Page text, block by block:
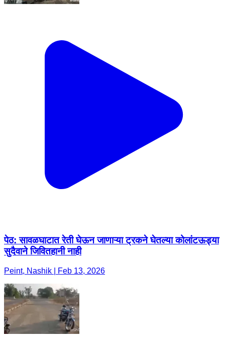
पेठ: सावळघाटात रेती घेऊन जाणाऱ्या ट्रकने घेतल्या कोलांटऊड्या
सुदैवाने जिवितहानी नाही
Peint, Nashik | Feb 13, 2026